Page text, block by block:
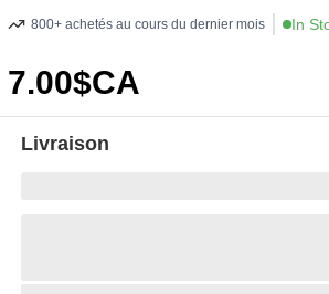
800+ achetés au cours du dernier mois In
7.00$CA
Livraison